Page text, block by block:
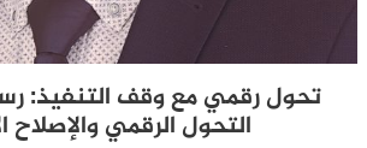
تحول رقمي مع وقف التنفيذ:
التحول الرقمي والإصلاح